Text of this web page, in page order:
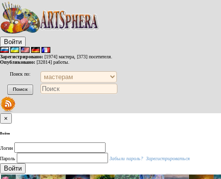
Войти
Зарегистрировано: [1974] мастера, [373] посетителя.
Опубликовано: [32814] работы.
Поиск по:
×
Войти
Логин
Пароль
Забыли пароль? Зарегистрироваться
Войти